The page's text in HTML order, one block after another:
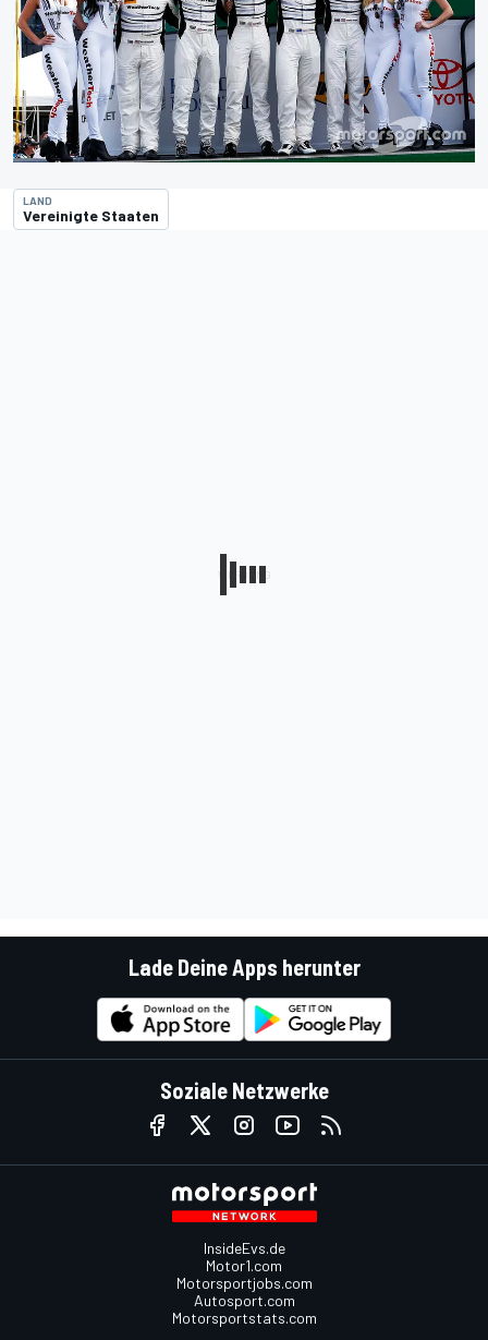
LAND
Vereinigte Staaten
Lade Deine Apps herunter
Soziale Netzwerke
InsideEvs.de
Motor1.com
Motorsportjobs.com
Autosport.com
Motorsportstats.com